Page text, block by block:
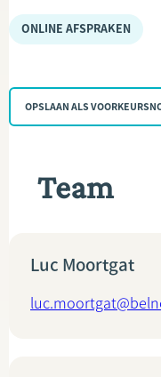
Over de notaris
ONLINE AFSPRAKEN
OPSLAAN ALS
Team
Luc Moortgat